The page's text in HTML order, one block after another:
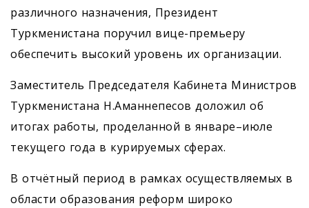
различного назначения, Президент
Туркменистана поручил вице-премьеру
обеспечить высокий уровень их организации.
Заместитель Председателя Кабинета Министров
Туркменистана Н.Аманнепесов доложил об
итогах работы, проделанной в январе–июле
текущего года в курируемых сферах.
В отчётный период в рамках осуществляемых в
области образования реформ широко